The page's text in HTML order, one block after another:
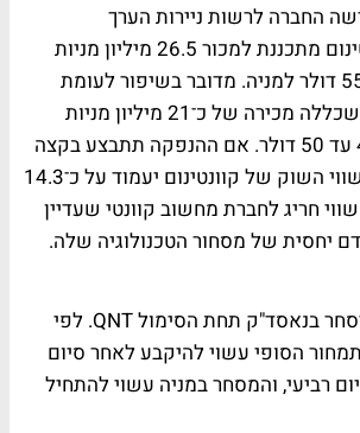
החברה לרשות ניירות הערך
האמריקאית, קוונטינום מתכננת למכור 26.5 מיליון מניות
במחיר של 53 עד 55 דולר למניה. מדובר בשיפור לעומת
התוכנית הקודמת, שכללה מכירה של כ־21 מיליון מניות
בטווח מחיר של 45 עד 50 דולר. אם ההנפקה תתבצע בקצה
העליון של הטווח, שווי השוק של קוונטינום יעמוד על כ־14.3
חריג לחברת מחשוב קוונטי שעדיין
יחסית של מסחור הטכנולוגיה שלה.
המניות צפויות להיסחר בנאסד"ק תחת הסימול QNT. לפי
הסופי עשוי להיקבע לאחר סיום
רביעי, והמסחר במניה עשוי להתחיל